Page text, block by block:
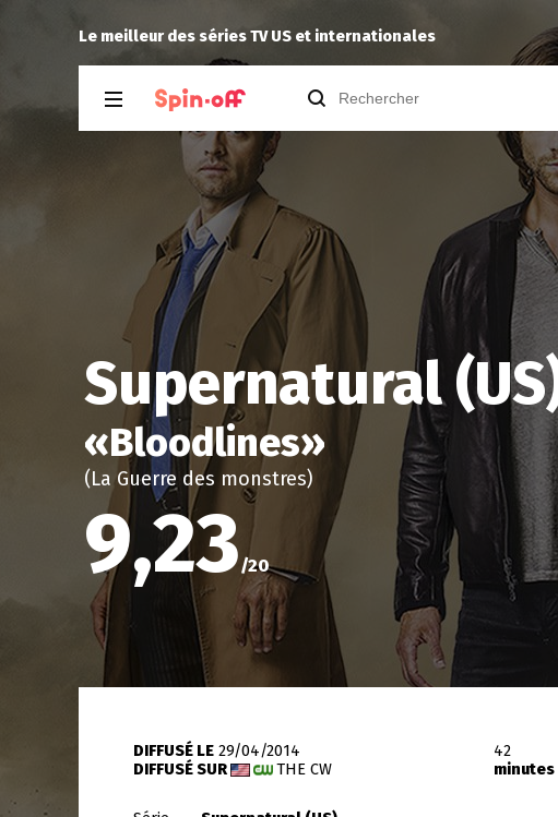
Le meilleur des séries TV US et internationales
Reiseia noté12 àSpin City 2.16
Supernatural
«Bloodlines»
(La Guerre des monstres)
9,23/20
DIFFUSÉ LE 29/04/2014
DIFFUSÉ SUR
THE CW
42
minutes